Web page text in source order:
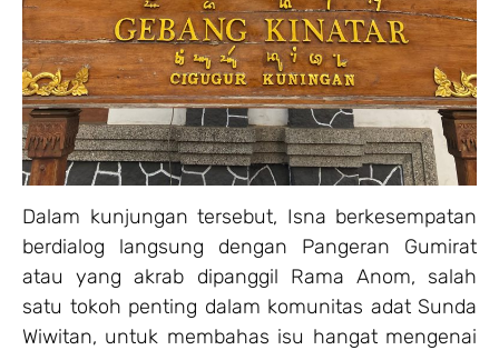
Dalam kunjungan tersebut, Isna berkesempatan
berdialog langsung dengan Pangeran Gumirat
atau yang akrab dipanggil Rama Anom, salah
satu tokoh penting dalam komunitas adat Sunda
Wiwitan, untuk membahas isu hangat mengenai